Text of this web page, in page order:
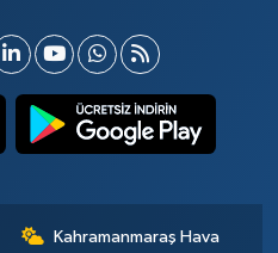
Kahramanmaraş Hava